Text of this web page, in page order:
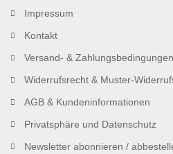
Impressum
Kontakt
Versand- & Zahlungsbedingungen
Widerrufsrecht & Muster-
AGB & Kundeninformationen
Privatsphäre und Datenschutz
Newsletter abonnieren /